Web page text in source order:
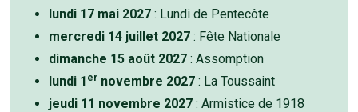
lundi 17 mai 2027 : Lundi de Pentecôte
mercredi 14 juillet 2027 : Fête Nationale
dimanche 15 août 2027 : Assomption
lundi 1 er novembre 2027 : La Toussaint
jeudi 11 novembre 2027 : Armistice de 1918